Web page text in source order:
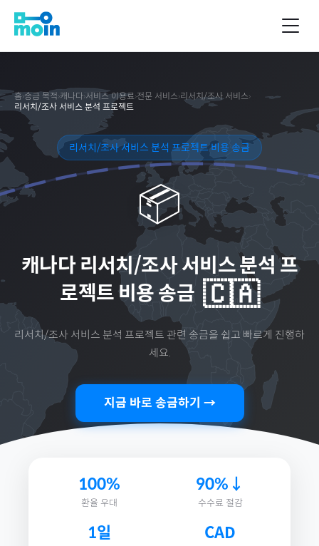
홈›송금 목적›캐나다›서비스 이용료›전문 서비스›리서치/조사 서비스›
리서치/조사 서비스 분석 프로젝트
리서치/조사 서비스 분석 프로젝트 비용 송금
📦
캐나다 리서치/조사 서비스 분석 프
로젝트 비용 송금 🇨🇦
리서치/조사 서비스 분석 프로젝트 관련 송금을 쉽고 빠르게 진행하
세요.
지금 바로 송금하기 →
100%
환율 우대
90%↓
수수료 절감
1일 CAD